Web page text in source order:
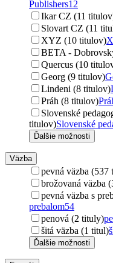
Publishers12
Ikar CZ (11
Slovart CZ (11
XYZ (10 titulov)
BETA -
Quercus (10
Georg (9 titulov)
Lindeni (8 titulov)
Práh (8 titulov)
Slovenské
titulov)Slovenské
Ďalšie možnosti
Väzba
pevná väzba (537
brožovaná väzba
pevná väzba s
prebalom54
penová (2 tituly)
šitá väzba (1 titul)
Ďalšie možnosti